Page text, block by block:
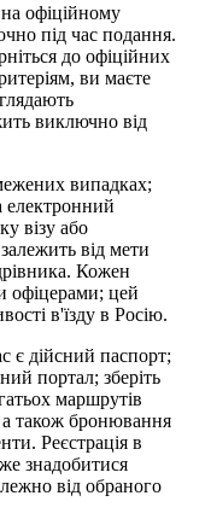
офіційному
під час подання.
до офіційних
ви маєте
виключно від
випадках;
електронний
візу або
від мети
Кожен
офіцерами; цей
в'їзду в Росію.
є дійсний паспорт;
портал; зберіть
маршрутів
також бронювання
Реєстрація в
знадобитися
від обраного